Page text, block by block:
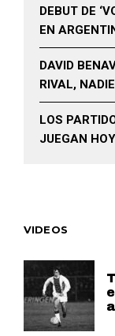
DEBUT DE
EN
DAVID
RIVAL,
LOS
JUEGAN
VIDEOS